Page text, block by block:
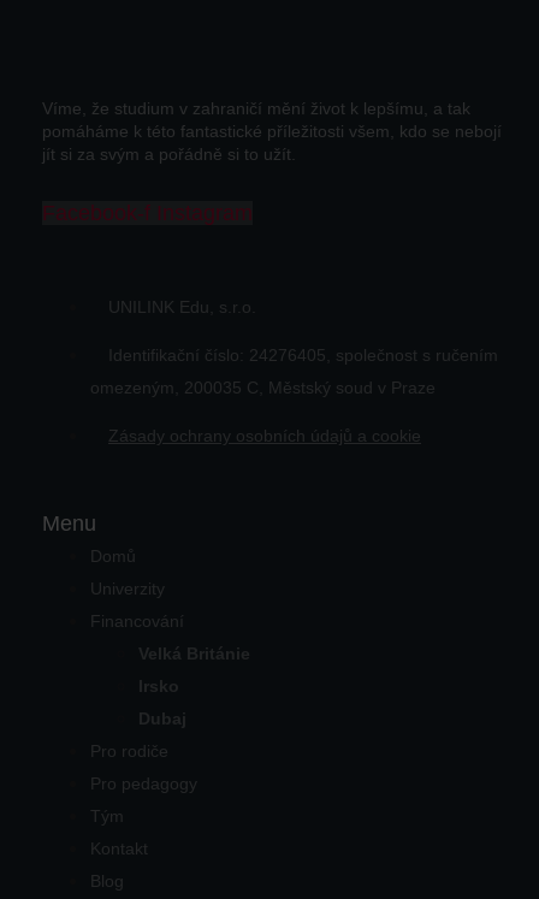
Víme, že studium v zahraničí mění život k lepšímu, a tak
pomáháme k této fantastické příležitosti všem, kdo se nebojí
jít si za svým a pořádně si to užít.
Facebook-f Instagram
UNILINK Edu, s.r.o.
Identifikační číslo: 24276405, společnost s ručením
omezeným, 200035 C, Městský soud v Praze
Zásady ochrany osobních údajů a cookie
Menu
Domů
Univerzity
Financování
Velká Británie
Irsko
Dubaj
Pro rodiče
Pro pedagogy
Tým
Kontakt
Blog